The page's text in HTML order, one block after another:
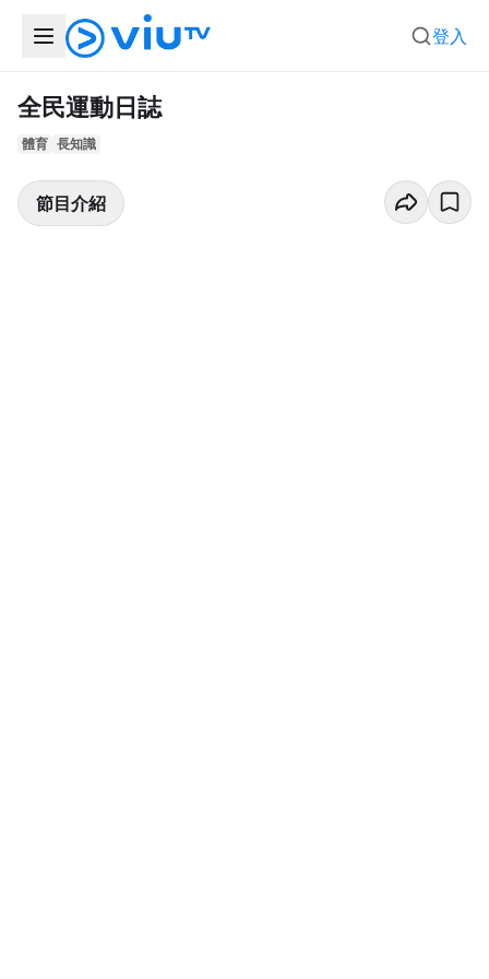
登入
全民運動日誌
體育 長知識
節目介紹